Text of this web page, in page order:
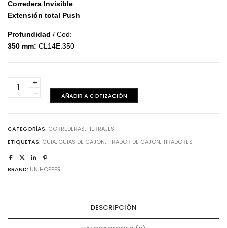
Corredera Invisible
Extensión total Push
Profundidad / Cod:
350 mm: CL14E.350
Corredera
invisible
cantidad
AÑADIR A COTIZACIÓN
CATEGORÍAS: CORREDERAS, HERRAJES
ETIQUETAS: GUIA, GUIAS DE CAJON, TIRADOR DE CAJON, TIRADORES
BRAND: UNIHOPPER
DESCRIPCIÓN